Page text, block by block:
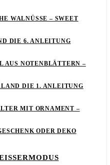
WALNÜSSE – SWEET
DIE 6. ANLEITUNG
AUS NOTENBLÄTTERN –
DIE 1. ANLEITUNG
MIT ORNAMENT –
ODER DEKO